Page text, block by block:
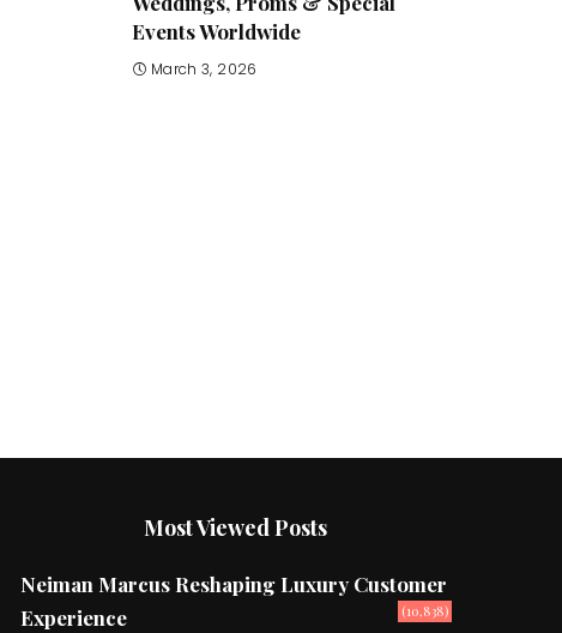
Events Worldwide
March 3, 2026
Most Viewed Posts
Neiman Marcus Reshaping Luxury Customer
Experience
(10,838)